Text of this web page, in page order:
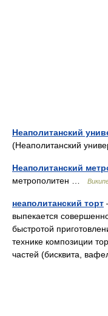
Неаполитанский
(Неаполитанский
Неаполитанский
метрополитен …
неаполитанский торт
выпекается
быстротой
технике композиции
частей (бисквита,